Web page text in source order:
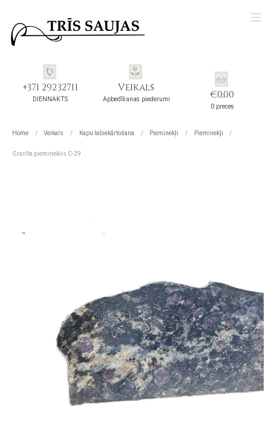
+371 29232711
DIENNAKTS
Veikals
Apbedīšanas piederumi €0,00
0 preces
Home Veikals Kapu labiekārtošana Pieminekļi Pieminekļi
Granīta piemineklis C-29